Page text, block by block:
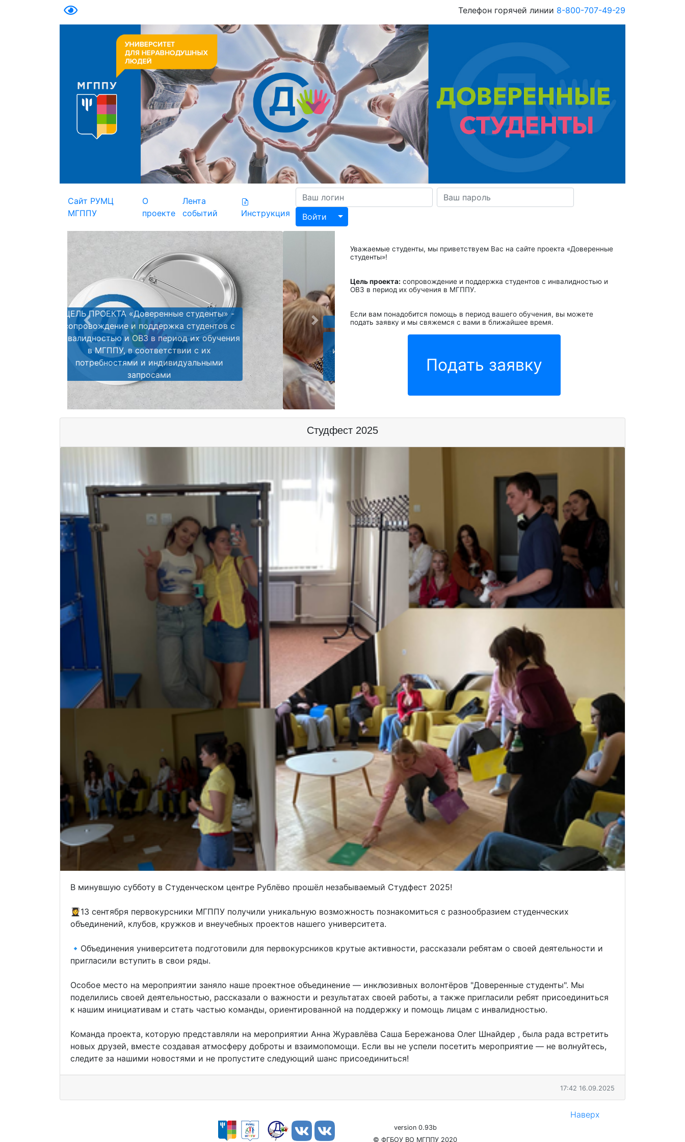
ВЕРСИЯ ДЛЯ СЛАБОВИДЯЩИХ Телефон горячей линии 8-800-707-49-29
Сайт РУМЦ
МГППУ
О
проекте
Лента
событий
Инструкция Войти Toggle Dropdown
Задачи проекта:
1. Сопровождение студентов с
инвалидностью и ОВЗ, обучающихся на 1
курсе, в период их адаптации к
образовательной среде МГППУ.
Previous Next
Уважаемые студенты, мы приветствуем Вас на сайте проекта «Доверенные
студенты»!
Цель проекта: сопровождение и поддержка студентов с инвалидностью и
ОВЗ в период их обучения в МГППУ.
Если вам понадобится помощь в период вашего обучения, вы можете
подать заявку и мы свяжемся с вами в ближайшее время.
Подать заявку
Студфест 2025
В минувшую субботу в Студенческом центре Рублёво прошёл незабываемый Студфест 2025!
👩‍🎓13 сентября первокурсники МГППУ получили уникальную возможность познакомиться с разнообразием студенческих
объединений, клубов, кружков и внеучебных проектов нашего университета.
🔹️Объединения университета подготовили для первокурсников крутые активности, рассказали ребятам о своей деятельности и
пригласили вступить в свои ряды.
Особое место на мероприятии заняло наше проектное объединение — инклюзивных волонтёров "Доверенные студенты". Мы
поделились своей деятельностью, рассказали о важности и результатах своей работы, а также пригласили ребят присоединиться
к нашим инициативам и стать частью команды, ориентированной на поддержку и помощь лицам с инвалидностью.
Команда проекта, которую представляли на мероприятии Анна Журавлёва Саша Бережанова Олег Шнайдер , была рада встретить
новых друзей, вместе создавая атмосферу доброты и взаимопомощи. Если вы не успели посетить мероприятие — не волнуйтесь,
следите за нашими новостями и не пропустите следующий шанс присоединиться!
17:42 16.09.2025
Наверх
version 0.93b
© ФГБОУ ВО МГППУ 2020